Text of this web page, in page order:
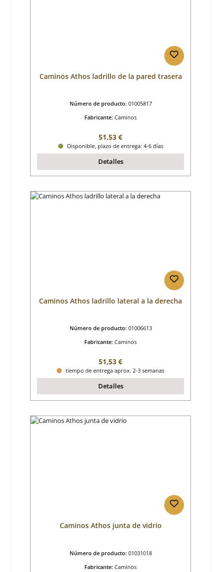
Caminos Athos ladrillo de la pared trasera
Número de producto: 01005817
Fabricante: Caminos
Precio normal:
51,53 €
Disponible, plazo de entrega: 4-6 días
Detalles
Caminos Athos ladrillo lateral a la derecha
Número de producto: 01006613
Fabricante: Caminos
Precio normal:
51,53 €
tiempo de entrega aprox. 2-3 semanas
Detalles
Caminos Athos junta de vidrio
Número de producto: 01031018
Fabricante: Caminos